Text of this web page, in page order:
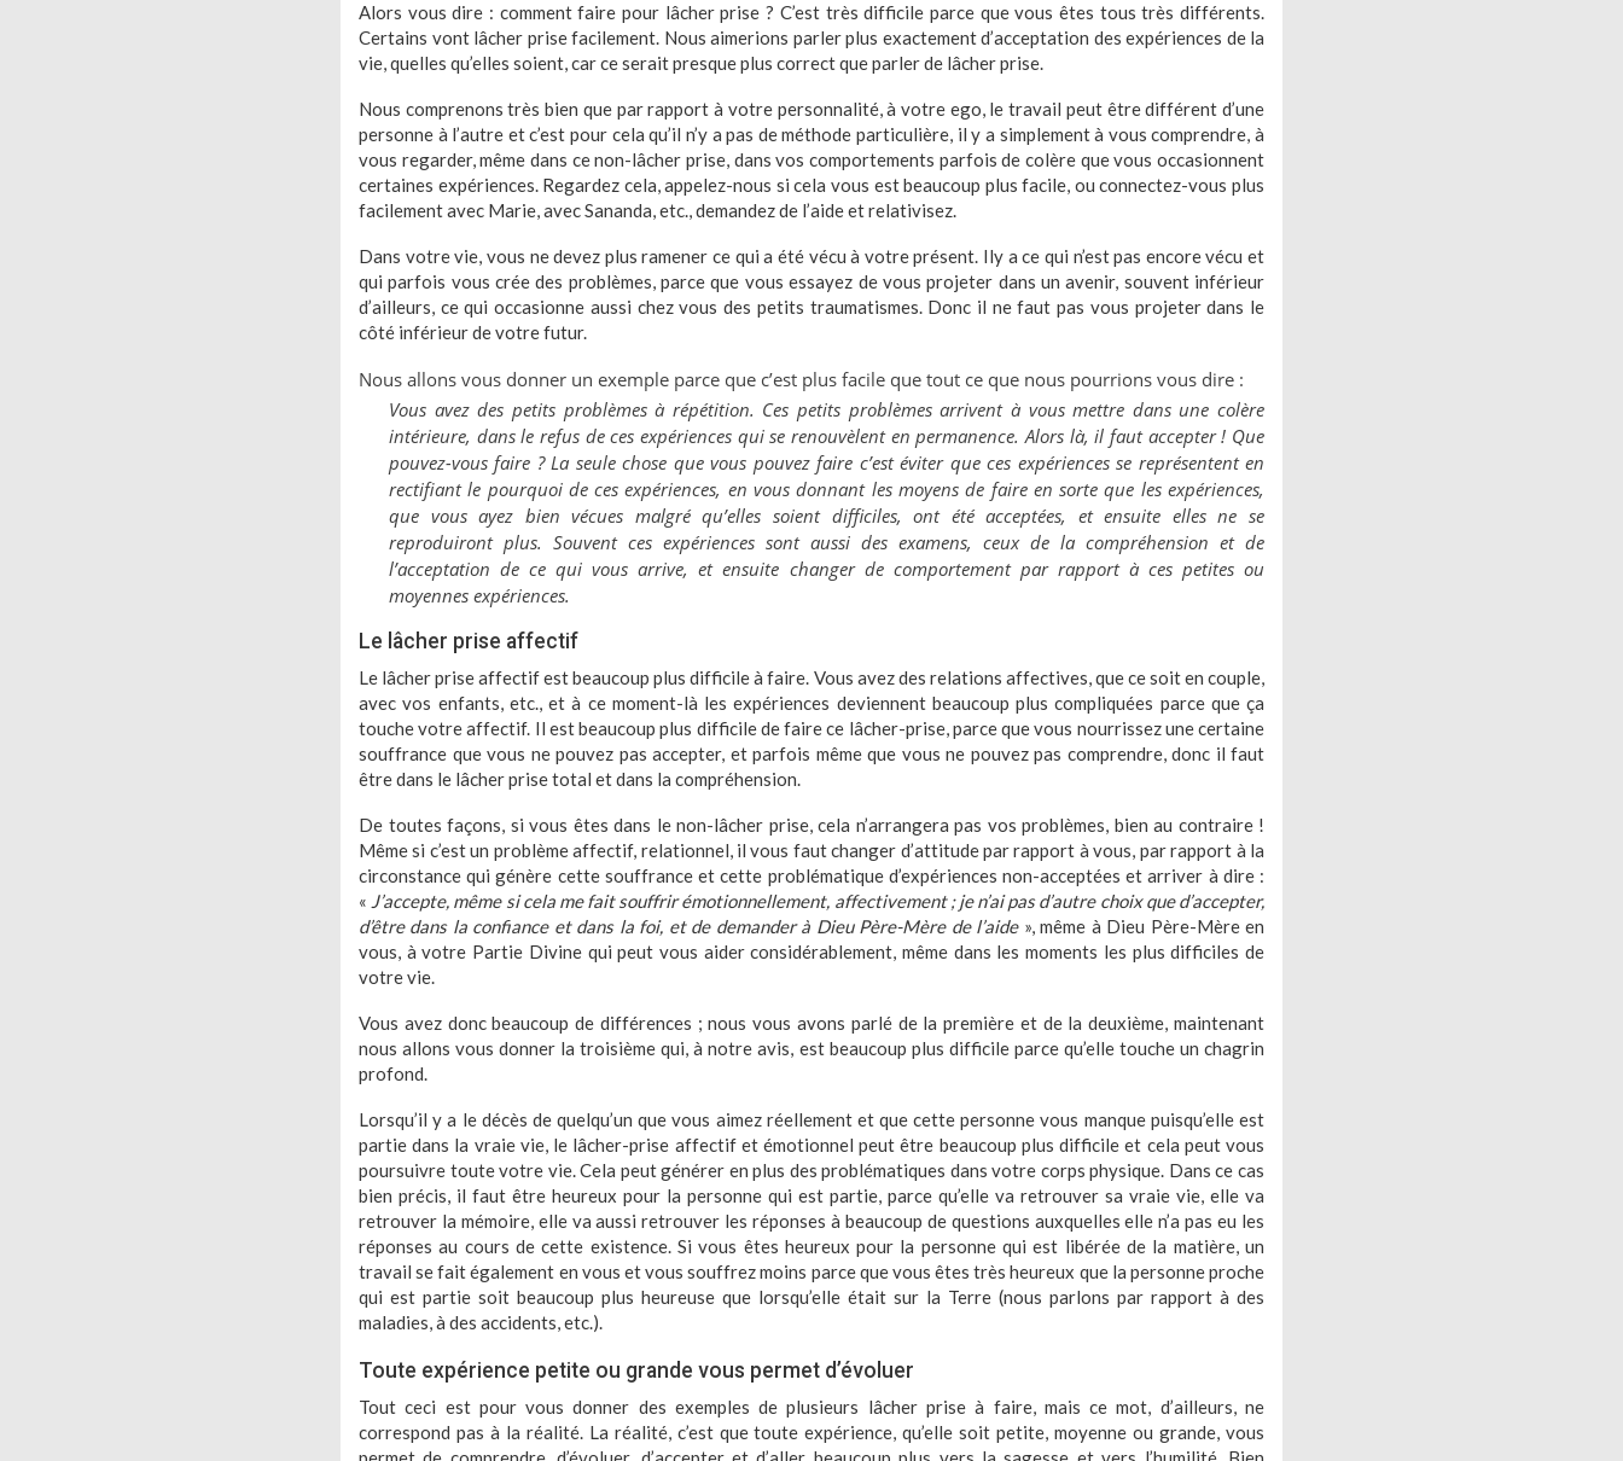
Alors vous dire : comment faire pour lâcher prise ? C’est très difficile parce que vous êtes tous très différents.
Certains vont lâcher prise facilement. Nous aimerions parler plus exactement d’acceptation des expériences de la
vie, quelles qu’elles soient, car ce serait presque plus correct que parler de lâcher prise.
Nous comprenons très bien que par rapport à votre personnalité, à votre ego, le travail peut être différent d’une
personne à l’autre et c’est pour cela qu’il n’y a pas de méthode particulière, il y a simplement à vous comprendre, à
vous regarder, même dans ce non-lâcher prise, dans vos comportements parfois de colère que vous occasionnent
certaines expériences. Regardez cela, appelez-nous si cela vous est beaucoup plus facile, ou connectez-vous plus
facilement avec Marie, avec Sananda, etc., demandez de l’aide et relativisez.
Dans votre vie, vous ne devez plus ramener ce qui a été vécu à votre présent. Ily a ce qui n’est pas encore vécu et
qui parfois vous crée des problèmes, parce que vous essayez de vous projeter dans un avenir, souvent inférieur
d’ailleurs, ce qui occasionne aussi chez vous des petits traumatismes. Donc il ne faut pas vous projeter dans le
côté inférieur de votre futur.
Nous allons vous donner un exemple parce que c’est plus facile que tout ce que nous pourrions vous dire :
Vous avez des petits problèmes à répétition. Ces petits problèmes arrivent à vous mettre dans une colère
intérieure, dans le refus de ces expériences qui se renouvèlent en permanence. Alors là, il faut accepter ! Que
pouvez-vous faire ? La seule chose que vous pouvez faire c’est éviter que ces expériences se représentent en
rectifiant le pourquoi de ces expériences, en vous donnant les moyens de faire en sorte que les expériences,
que vous ayez bien vécues malgré qu’elles soient difficiles, ont été acceptées, et ensuite elles ne se
reproduiront plus. Souvent ces expériences sont aussi des examens, ceux de la compréhension et de
l’acceptation de ce qui vous arrive, et ensuite changer de comportement par rapport à ces petites ou
moyennes expériences.
Le lâcher prise affectif
Le lâcher prise affectif est beaucoup plus difficile à faire. Vous avez des relations affectives, que ce soit en couple,
avec vos enfants, etc., et à ce moment-là les expériences deviennent beaucoup plus compliquées parce que ça
touche votre affectif. Il est beaucoup plus difficile de faire ce lâcher-prise, parce que vous nourrissez une certaine
souffrance que vous ne pouvez pas accepter, et parfois même que vous ne pouvez pas comprendre, donc il faut
être dans le lâcher prise total et dans la compréhension.
De toutes façons, si vous êtes dans le non-lâcher prise, cela n’arrangera pas vos problèmes, bien au contraire !
Même si c’est un problème affectif, relationnel, il vous faut changer d’attitude par rapport à vous, par rapport à la
circonstance qui génère cette souffrance et cette problématique d’expériences non-acceptées et arriver à dire :
« J’accepte, même si cela me fait souffrir émotionnellement, affectivement ; je n’ai pas d’autre choix que d’accepter,
d’être dans la confiance et dans la foi, et de demander à Dieu Père-Mère de l’aide», même à Dieu Père-Mère en
vous, à votre Partie Divine qui peut vous aider considérablement, même dans les moments les plus difficiles de
votre vie.
Vous avez donc beaucoup de différences ; nous vous avons parlé de la première et de la deuxième, maintenant
nous allons vous donner la troisième qui, à notre avis, est beaucoup plus difficile parce qu’elle touche un chagrin
profond.
Lorsqu’il y a le décès de quelqu’un que vous aimez réellement et que cette personne vous manque puisqu’elle est
partie dans la vraie vie, le lâcher-prise affectif et émotionnel peut être beaucoup plus difficile et cela peut vous
poursuivre toute votre vie. Cela peut générer en plus des problématiques dans votre corps physique. Dans ce cas
bien précis, il faut être heureux pour la personne qui est partie, parce qu’elle va retrouver sa vraie vie, elle va
retrouver la mémoire, elle va aussi retrouver les réponses à beaucoup de questions auxquelles elle n’a pas eu les
réponses au cours de cette existence. Si vous êtes heureux pour la personne qui est libérée de la matière, un
travail se fait également en vous et vous souffrez moins parce que vous êtes très heureux que la personne proche
qui est partie soit beaucoup plus heureuse que lorsqu’elle était sur la Terre (nous parlons par rapport à des
maladies, à des accidents, etc.).
Toute expérience petite ou grande vous permet d’évoluer
Tout ceci est pour vous donner des exemples de plusieurs lâcher prise à faire, mais ce mot, d’ailleurs, ne
correspond pas à la réalité. La réalité, c’est que toute expérience, qu’elle soit petite, moyenne ou grande, vous